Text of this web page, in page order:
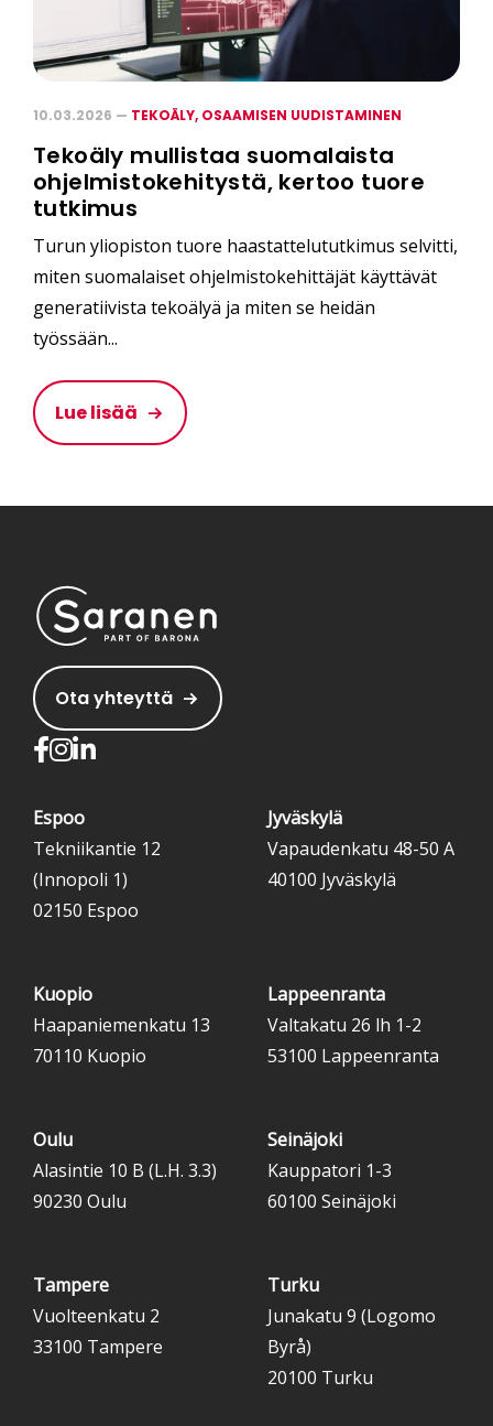
10.03.2026 — TEKOÄLY, OSAAMISEN UUDISTAMINEN
Tekoäly mullistaa suomalaista
ohjelmistokehitystä, kertoo tuore
tutkimus
Turun yliopiston tuore haastattelututkimus selvitti,
miten suomalaiset ohjelmistokehittäjät käyttävät
generatiivista tekoälyä ja miten se heidän
työssään...
Lue lisää
Ota yhteyttä
Espoo
Tekniikantie 12
(Innopoli 1)
02150 Espoo
Jyväskylä
Vapaudenkatu 48-50 A
40100 Jyväskylä
Kuopio
Haapaniemenkatu 13
70110 Kuopio
Lappeenranta
Valtakatu 26 lh 1-2
53100 Lappeenranta
Oulu
Alasintie 10 B (L.H. 3.3)
90230 Oulu
Seinäjoki
Kauppatori 1-3
60100 Seinäjoki
Tampere
Vuolteenkatu 2
33100 Tampere
Turku
Junakatu 9 (Logomo
Byrå)
20100 Turku